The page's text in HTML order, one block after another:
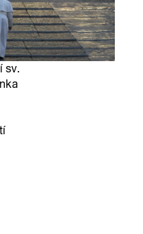
sv.